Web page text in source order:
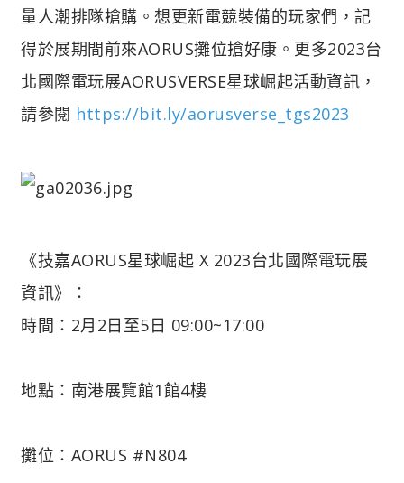
量人潮排隊搶購。想更新電競裝備的玩家們，記
得於展期間前來AORUS攤位搶好康。更多2023台
北國際電玩展AORUSVERSE星球崛起活動資訊，
請參閱 https://bit.ly/aorusverse_tgs2023
《技嘉AORUS星球崛起 X 2023台北國際電玩展
資訊》：
時間：2月2日至5日 09:00~17:00
地點：南港展覽館1館4樓
攤位：AORUS #N804